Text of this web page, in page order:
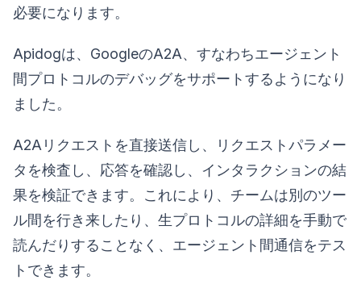
必要になります。
Apidogは、GoogleのA2A、すなわちエージェント
間プロトコルのデバッグをサポートするようになり
ました。
A2Aリクエストを直接送信し、リクエストパラメー
タを検査し、応答を確認し、インタラクションの結
果を検証できます。これにより、チームは別のツー
ル間を行き来したり、生プロトコルの詳細を手動で
読んだりすることなく、エージェント間通信をテス
トできます。